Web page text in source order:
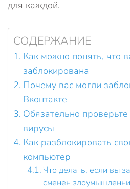
для каждой.
СОДЕРЖАНИЕ
Как можно понять, что
заблокирована
Почему вас могли
Вконтакте
Обязательно
вирусы
Как разблокировать
компьютер
Что делать, если вы
сменен